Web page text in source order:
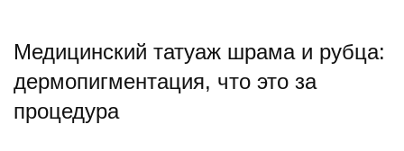
Медицинский татуаж шрама и рубца:
дермопигментация, что это за
процедура